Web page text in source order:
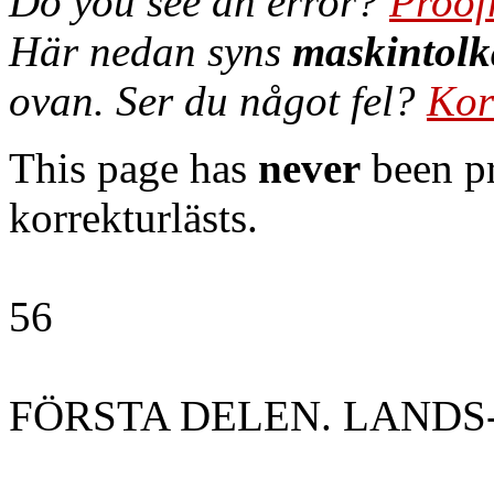
Här nedan syns
ovan. Ser du något fel?
This page has never been
korrekturlästs.
56
FÖRSTA DELEN.